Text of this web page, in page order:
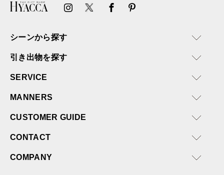
シーンから探す
引き出物を探す
SERVICE
MANNERS
CUSTOMER GUIDE
CONTACT
COMPANY